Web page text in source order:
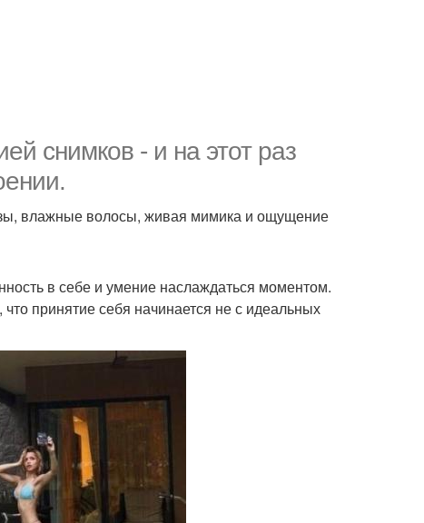
снимков - и на этот раз
влажные волосы, живая мимика и ощущение
в себе и умение наслаждаться моментом.
принятие себя начинается не с идеальных